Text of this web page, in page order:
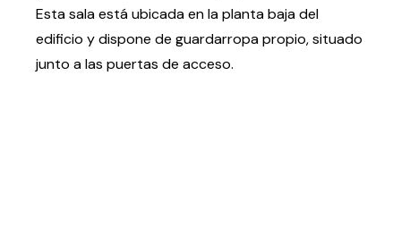
Esta sala está ubicada en la planta baja del
edificio y dispone de guardarropa propio, situado
junto a las puertas de acceso.